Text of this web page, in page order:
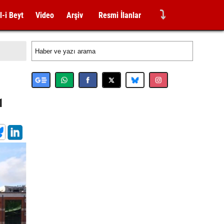
i Beyt Video Arşiv Resmi İlanlar ⤵